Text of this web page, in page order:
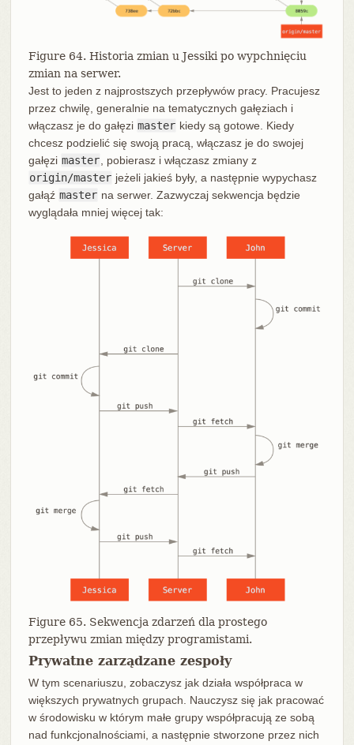
Figure 64. Historia zmian u Jessiki po wypchnięciu
zmian na serwer.
Jest to jeden z najprostszych przepływów pracy. Pracujesz
przez chwilę, generalnie na tematycznych gałęziach i
włączasz je do gałęzi master kiedy są gotowe. Kiedy
chcesz podzielić się swoją pracą, włączasz je do swojej
gałęzi master , pobierasz i włączasz zmiany z
origin/master jeżeli jakieś były, a następnie wypychasz
gałąź master na serwer. Zazwyczaj sekwencja będzie
wyglądała mniej więcej tak:
Figure 65. Sekwencja zdarzeń dla prostego
przepływu zmian między programistami.
Prywatne zarządzane zespoły
W tym scenariuszu, zobaczysz jak działa współpraca w
większych prywatnych grupach. Nauczysz się jak pracować
w środowisku w którym małe grupy współpracują ze sobą
nad funkcjonalnościami, a następnie stworzone przez nich